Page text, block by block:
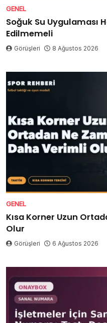
GENEL
Soğuk Su Uygulaması
Edilmemeli
Görüşleri 8 Ağustos 2026
GENEL
Kısa Korner Uzun
Olur
Görüşleri 6 Ağustos 2026